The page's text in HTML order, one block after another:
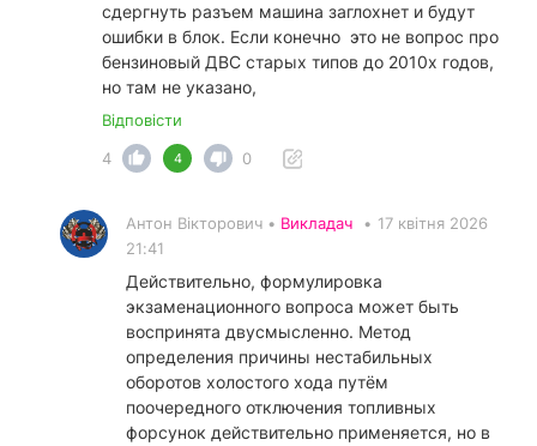
сдергнуть разъем машина заглохнет и будут
ошибки в блок. Если конечно это не вопрос про
бензиновый ДВС старых типов до 2010х годов,
но там не указано,
Відповісти
4
4 0
Антон Вікторович • Викладач • 17 квітня 2026
21:41
Действительно, формулировка
экзаменационного вопроса может быть
воспринята двусмысленно. Метод
определения причины нестабильных
оборотов холостого хода путём
поочередного отключения топливных
форсунок действительно применяется, но в